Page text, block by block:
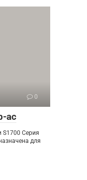
0
ac
S1700 Серия
для